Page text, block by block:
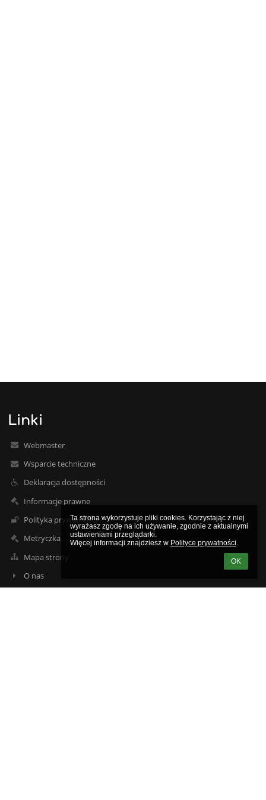
Ta strona wykorzystuje pliki cookies. Korzystając z niej
wyrażasz zgodę na ich używanie, zgodnie z aktualnymi
ustawieniami przeglądarki.
Więcej informacji znajdziesz w Polityce prywatności.
OK
Linki
Webmaster
Wsparcie techniczne
Deklaracja dostępności
Informacje prawne
Polityka prywatności
Metryczka
Mapa strony
O nas